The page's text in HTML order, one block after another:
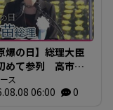
爆の日】総理大臣
めて参列 高市早
あいさつ全文
島平和記念式典
ス
06:00 0